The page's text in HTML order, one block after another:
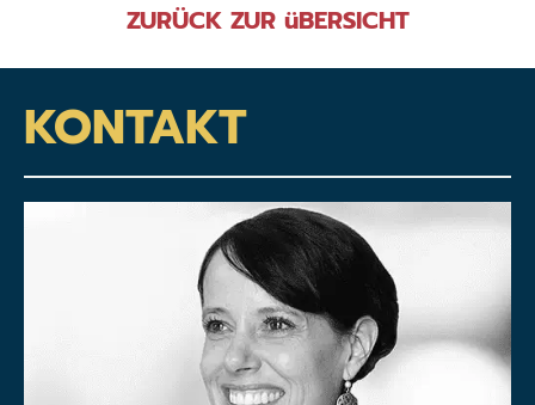
ZURÜCK ZUR üBERSICHT
KONTAKT